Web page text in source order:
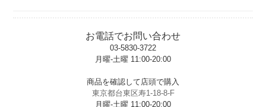
お電話でお問い合わせ
03-5830-3722
月曜-土曜 11:00-20:00
商品を確認して店頭で購入
東京都台東区寿1-18-8-F
月曜-土曜 11:00-20:00